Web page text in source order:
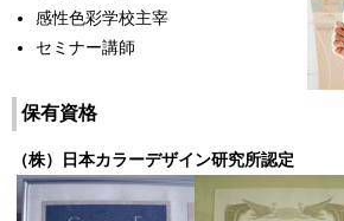
感性色彩学校主宰
セミナー講師
保有資格
（株）日本カラーデザイン研究所認定